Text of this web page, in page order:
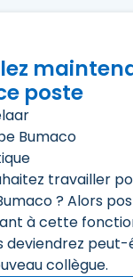
poste
Bumaco
travailler
? Alors
à cette
deviendrez
collègue.